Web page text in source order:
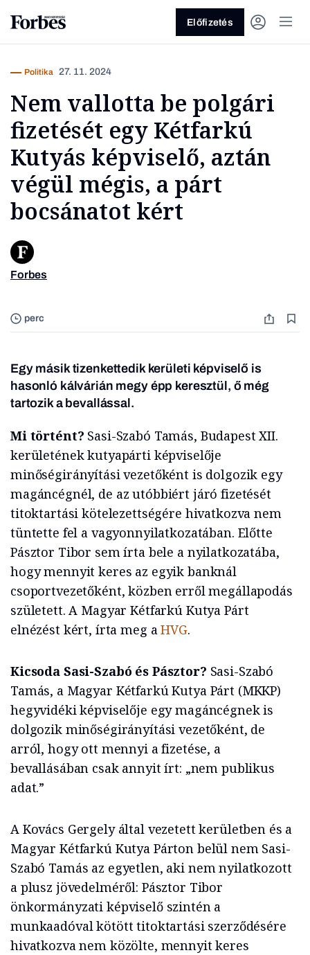
Vagy fedezze fel a következő
témákat
Előfizetés
perc
Politika 27. 11. 2024
Nem vallotta be polgári
fizetését egy Kétfarkú
Kutyás képviselő, aztán
végül mégis, a párt
bocsánatot kért
Forbes
Egy másik tizenkettedik kerületi képviselő is
hasonló kálvárián megy épp keresztül, ő még
tartozik a bevallással.
Mi történt? Sasi-Szabó Tamás, Budapest XII.
kerületének kutyapárti képviselője
minőségirányítási vezetőként is dolgozik egy
magáncégnél, de az utóbbiért járó fizetését
titoktartási kötelezettségére hivatkozva nem
tüntette fel a vagyonnyilatkozatában. Előtte
Pásztor Tibor sem írta bele a nyilatkozatába,
hogy mennyit keres az egyik banknál
csoportvezetőként, közben erről megállapodás
született. A Magyar Kétfarkú Kutya Párt
elnézést kért, írta meg aHVG.
Kicsoda Sasi-Szabó és Pásztor? Sasi-Szabó
Tamás, a Magyar Kétfarkú Kutya Párt (MKKP)
hegyvidéki képviselője egy magáncégnek is
dolgozik minőségirányítási vezetőként, de
arról, hogy ott mennyi a fizetése, a
bevallásában csak annyit írt: „nem publikus
adat.”
A Kovács Gergely által vezetett kerületben és a
Magyar Kétfarkú Kutya Párton belül nem Sasi-
Szabó Tamás az egyetlen, aki nem nyilatkozott
a plusz jövedelméről: Pásztor Tibor
önkormányzati képviselő szintén a
munkaadóval kötött titoktartási szerződésére
hivatkozva nem közölte, mennyit keres